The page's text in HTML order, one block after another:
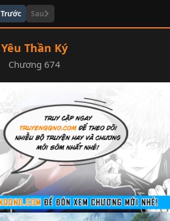
Trước Sau
Yêu Thần Ký
Chương 674